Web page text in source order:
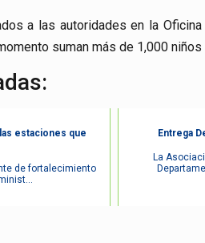
a las autoridades en la
suman más de 1,000
estaciones que
de fortalecimiento
Entrega
La